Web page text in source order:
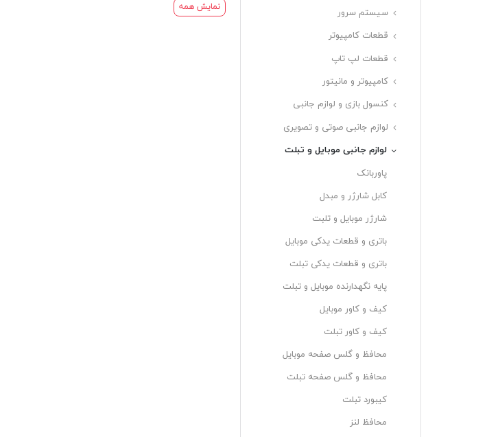
سیستم سرور
قطعات کامپیوتر
قطعات لپ تاپ
کامپیوتر و مانیتور
کنسول بازی و لوازم جانبی
لوازم جانبی صوتی و تصویری
لوازم جانبی موبایل و تبلت
پاوربانک
کابل شارژر و مبدل
شارژر موبایل و تلبت
باتری و قطعات یدکی موبایل
باتری و قطعات یدکی تبلت
پایه نگهدارنده موبایل و تبلت
کیف و کاور موبایل
کیف و کاور تبلت
محافظ و گلس صفحه موبایل
محافظ و گلس صفحه تبلت
کیبورد تبلت
محافظ لنز
نمایش همه